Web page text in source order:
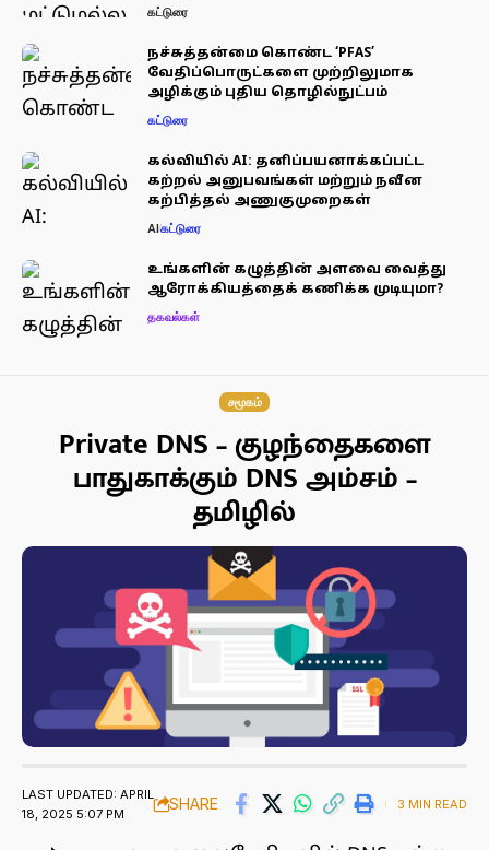
கட்டுரை
நச்சுத்தன்மை கொண்ட ‘PFAS’
வேதிப்பொருட்களை முற்றிலுமாக
அழிக்கும் புதிய தொழில்நுட்பம்
கட்டுரை
கல்வியில் AI: தனிப்பயனாக்கப்பட்ட
கற்றல் அனுபவங்கள் மற்றும் நவீன
கற்பித்தல் அணுகுமுறைகள்
AIகட்டுரை
உங்களின் கழுத்தின் அளவை வைத்து
ஆரோக்கியத்தைக் கணிக்க முடியுமா?
தகவல்கள்
சமூகம்
Private DNS – குழந்தைகளை
பாதுகாக்கும் DNS அம்சம் –
தமிழில்
LAST UPDATED: APRIL
18, 2025 5:07 PM
SHARE 3 MIN READ